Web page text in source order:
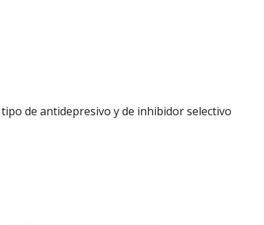
de antidepresivo y de inhibidor selectivo